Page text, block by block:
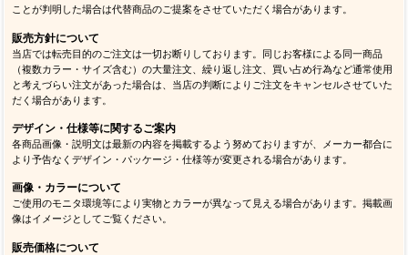
ことが判明した場合は代替商品のご提案をさせていただく場合があります。
販売方針について
当店では転売目的のご注文は一切お断りしております。同じお客様による同一商品
（複数カラー・サイズ含む）の大量注文、繰り返し注文、買い占め行為など通常使用
と考えづらい注文があった場合は、当店の判断によりご注文をキャンセルさせていた
だく場合があります。
デザイン・仕様等に関するご案内
各商品画像・説明文は最新の内容を掲載するよう努めておりますが、メーカー都合に
より予告なくデザイン・パッケージ・仕様等が変更される場合があります。
画像・カラーについて
ご使用のモニタ環境等により実物とカラーが異なって見える場合があります。掲載画
像はイメージとしてご覧ください。
販売価格について